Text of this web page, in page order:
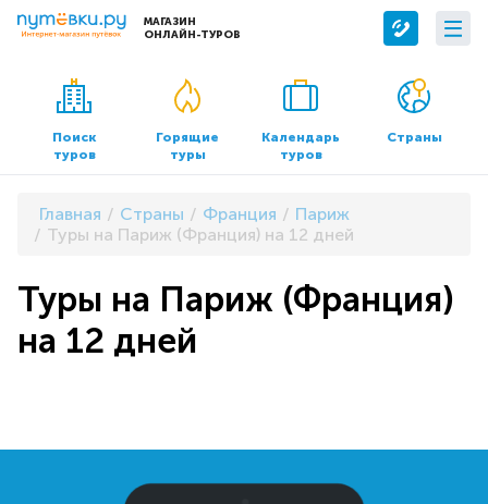
МАГАЗИН
ОНЛАЙН-ТУРОВ
Сервисы
Бронирование отелей
Трансфер
О компании
О нас
Контакты
Документы и реквизиты
Поиск
туров
Горящие
туры
Календарь
туров
Страны
Главная Страны Франция
Париж
Туры на Париж (Франция) на 12 дней
Туры на Париж (Франция)
на 12 дней